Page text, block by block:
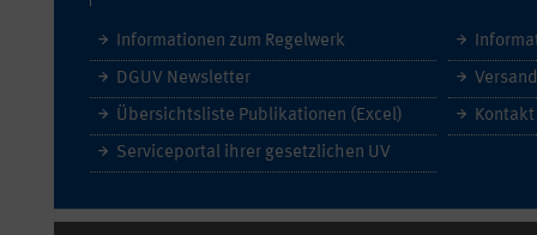
Informationen zum Regelwerk
DGUV Newsletter
Übersichtsliste Publikationen (Excel)
Serviceportal ihrer gesetzlichen UV
Kontakt